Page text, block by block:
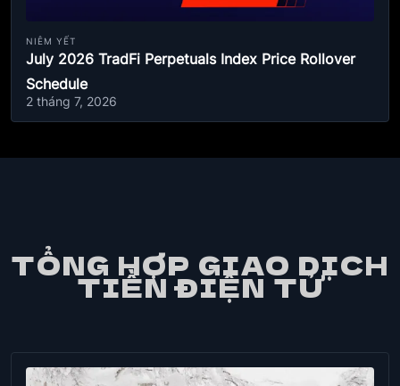
NIÊM YẾT
July 2026 TradFi Perpetuals Index Price Rollover
Schedule
2 tháng 7, 2026
TỔNG HỢP GIAO DỊCH
TIỀN ĐIỆN TỬ